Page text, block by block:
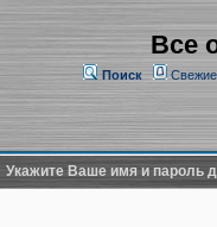
Все
Поиск
Укажите Ваше имя и пароль